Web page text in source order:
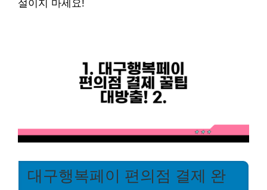
설이지 마세요!
대구행복페이 편의점 결제 완